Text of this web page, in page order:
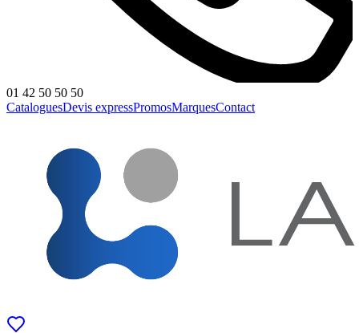
01 42 50 50 50
CataloguesDevis expressPromosMarquesContact